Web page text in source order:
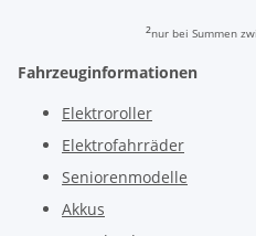
²nur bei Summen
Fahrzeuginformationen
Elektroroller
Elektrofahrräder
Seniorenmodelle
Akkus